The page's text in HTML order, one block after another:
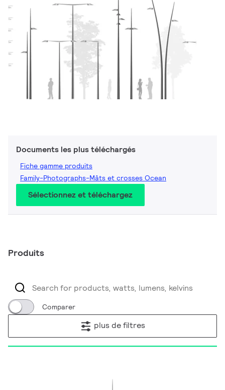
Documents les plus téléchargés
Fiche gamme produits
Family-Photographs-Mâts et crosses Ocean
Sélectionnez et téléchargez
Produits
Comparer
plus de filtres